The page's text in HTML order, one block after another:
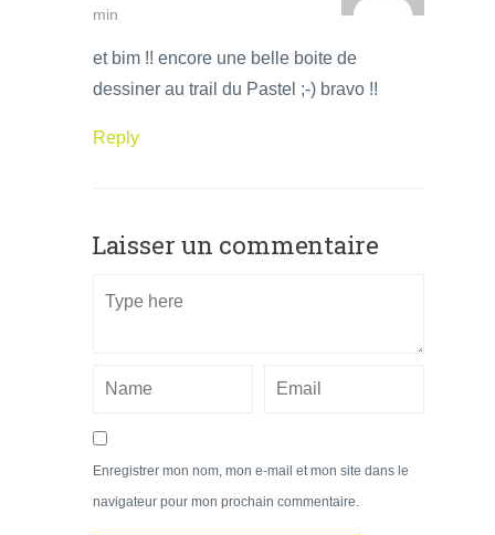
min
et bim !! encore une belle boite de
dessiner au trail du Pastel ;-) bravo !!
Reply
Laisser un commentaire
Enregistrer mon nom, mon e-mail et mon site dans le
navigateur pour mon prochain commentaire.